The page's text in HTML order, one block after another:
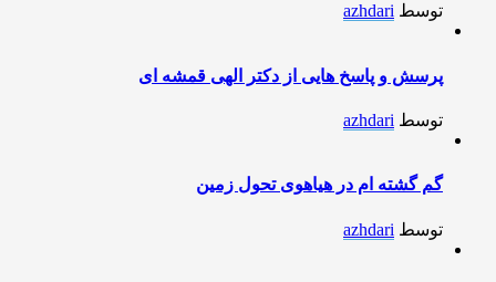
توسط azhdari
پرسش و پاسخ هایی از دکتر الهی قمشه ای
توسط azhdari
گم گشته ام در هیاهوی تحول زمین
توسط azhdari